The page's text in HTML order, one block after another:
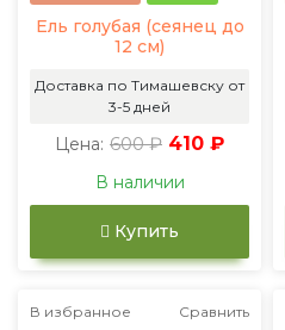
Ель голубая (сеянец до
12 см)
Доставка по Тимашевску от
3-5 дней
Цена: 600 ₽ 410 ₽
В наличии
Купить
В избранное Сравнить